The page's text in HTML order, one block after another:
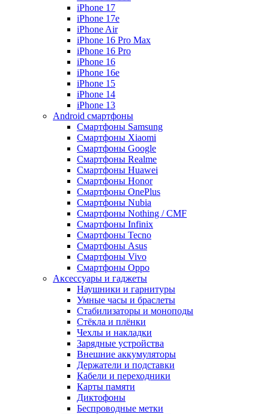
iPhone 17
iPhone 17e
iPhone Air
iPhone 16 Pro Max
iPhone 16 Pro
iPhone 16
iPhone 16e
iPhone 15
iPhone 14
iPhone 13
Android cмартфоны
Смартфоны Samsung
Смартфоны Xiaomi
Смартфоны Google
Смартфоны Realme
Смартфоны Huawei
Смартфоны Honor
Смартфоны OnePlus
Смартфоны Nubia
Смартфоны Nothing / CMF
Смартфоны Infinix
Смартфоны Tecno
Смартфоны Asus
Смартфоны Vivo
Смартфоны Oppo
Аксессуары и гаджеты
Наушники и гарнитуры
Умные часы и браслеты
Стабилизаторы и моноподы
Стёкла и плёнки
Чехлы и накладки
Зарядные устройства
Внешние аккумуляторы
Держатели и подставки
Кабели и переходники
Карты памяти
Диктофоны
Беспроводные метки